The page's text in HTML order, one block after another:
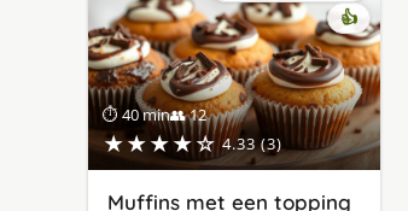
⏱ 40 min👥 12
★★★★☆ 4.33 (3)
👍
Muffins met een topping